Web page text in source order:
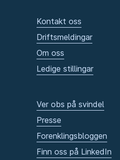
Kontakt oss
Driftsmeldingar
Om oss
Ledige stillingar
Ver obs på svindel
Presse
Forenklingsbloggen
Finn oss på LinkedIn